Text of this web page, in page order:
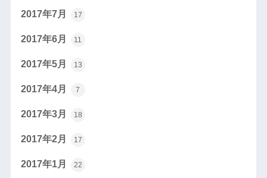
2017年7月 17
2017年6月 11
2017年5月 13
2017年4月 7
2017年3月 18
2017年2月 17
2017年1月 22